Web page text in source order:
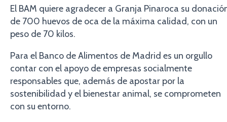
El BAM quiere agradecer a Granja Pinaroca su
de 700 huevos de oca de la máxima calidad, con un
peso de 70 kilos.
Para el Banco de Alimentos de Madrid es un orgullo
contar con el apoyo de empresas socialmente
responsables que, además de apostar por la
sostenibilidad y el bienestar animal, se comprometen
con su entorno.